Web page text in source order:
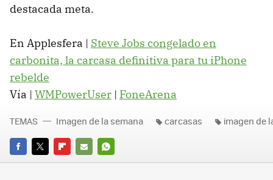
destacada meta.
En Applesfera | Steve Jobs congelado en
carbonita, la carcasa definitiva para tu iPhone
rebelde
Vía | WMPowerUser | FoneArena
FACEBOOK
TWITTERFLIPBOARD
E-
WHATSAPP
TEMAS Imagen de la semana carcasas imagen de